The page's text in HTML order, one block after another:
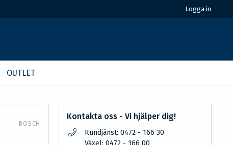
Logga in
OUTLET
BOSCH
Kontakta oss - Vi hjälper dig!
Kundjänst: 0472 - 166 30
Växel: 0472 - 166 00